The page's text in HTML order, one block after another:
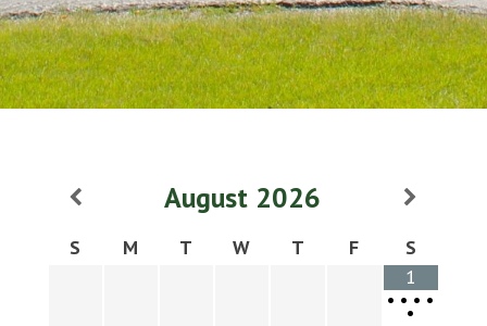
August 2026
S M T W T F
S
1
••••
•